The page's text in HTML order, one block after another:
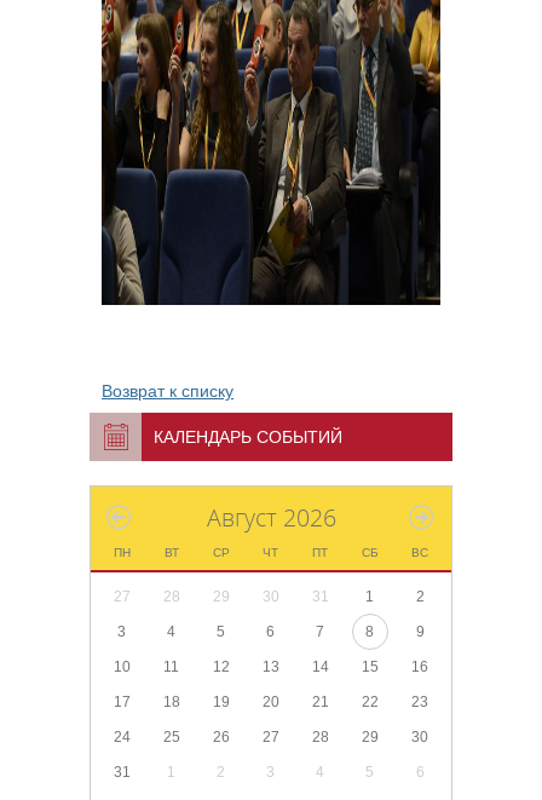
Возврат к списку
КАЛЕНДАРЬ СОБЫТИЙ
Август 2026
ПН ВТ СР ЧТ ПТ СБ ВС
27 28 29 30 31 1 2
3 4 5 6 7 8 9
10 11 12 13 14 15 16
17 18 19 20 21 22 23
24 25 26 27 28 29 30
31 1 2 3 4 5 6